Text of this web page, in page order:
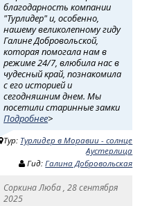
благодарность компании
"Турлидер" и, особенно,
нашему великолепному гиду
Галине Добровольской,
которая помогала нам в
режиме 24/7, влюбила нас в
чудесный край, познакомила
с его историей и
сегодняшним днем. Мы
посетили старинные замки
Подробнее>
Тур: Турлидер в Моравии - солнце
Аустерлица
Гид:Галина Добровольская
Соркина Люба , 28 сентября
2025